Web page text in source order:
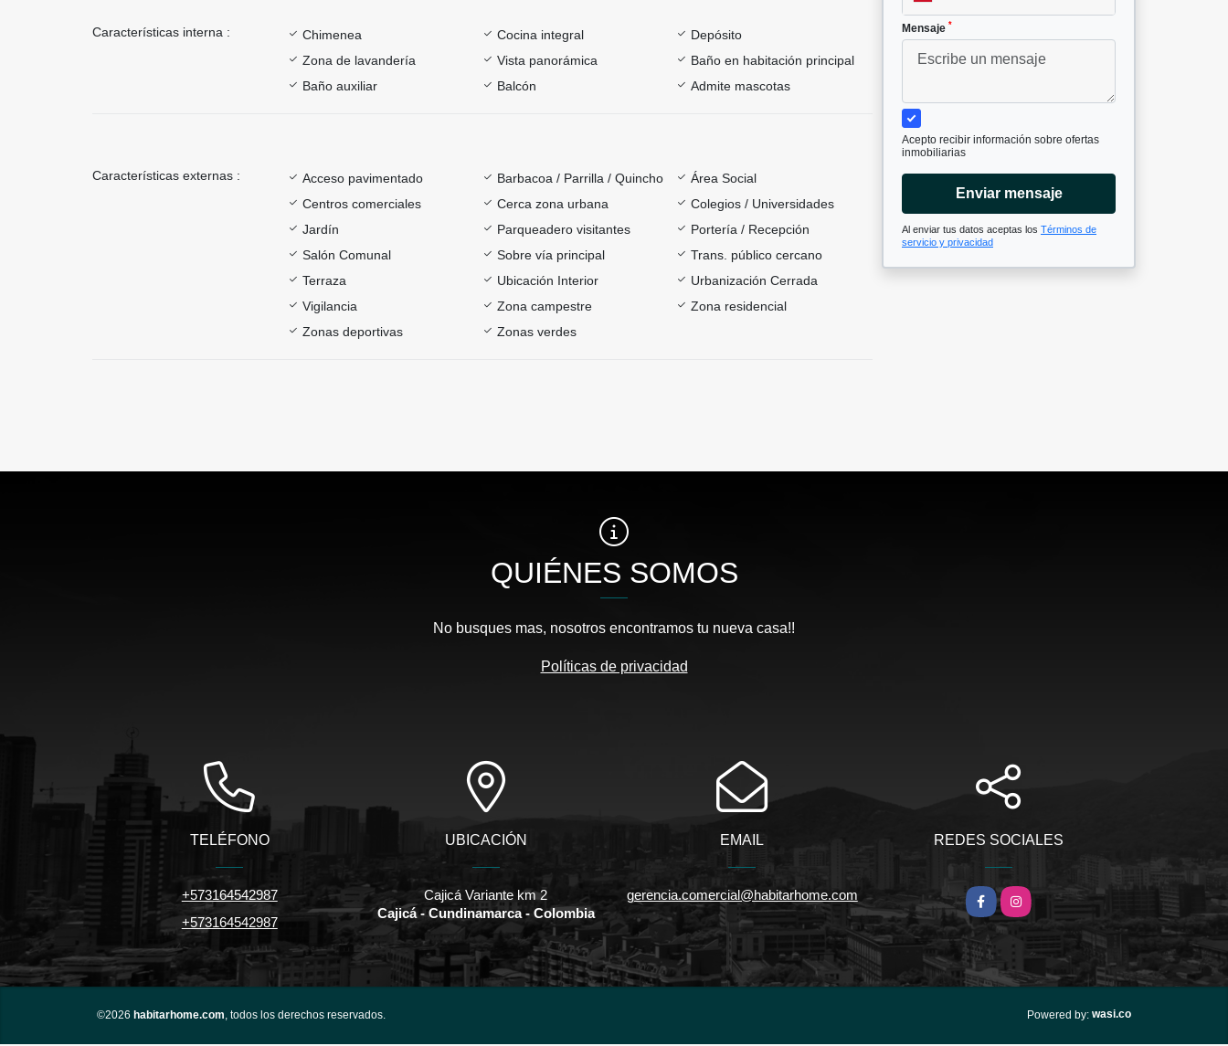
Características interna : Chimenea Cocina integral
Depósito
Zona de lavandería
Vista panorámica
Baño en habitación principal
Baño auxiliar
Balcón Admite mascotas
Características externas : Acceso pavimentado Barbacoa / Parrilla / Quincho
Área Social
Centros comerciales
Cerca zona urbana
Colegios / Universidades
Jardín
Parqueadero visitantes
Portería / Recepción
Salón Comunal
Sobre vía principal
Trans. público cercano
Terraza
Ubicación Interior
Urbanización Cerrada
Vigilancia
Zona campestre
Zona residencial
Zonas deportivas
Zonas verdes
Mensaje *
Acepto recibir información sobre ofertas
inmobiliarias
Enviar mensaje
Al enviar tus datos aceptas los Términos de
servicio y privacidad
QUIÉNES SOMOS
No busques mas, nosotros encontramos tu nueva casa!!
Políticas de privacidad
TELÉFONO
+573164542987
+573164542987
UBICACIÓN
Cajicá Variante km 2
Cajicá - Cundinamarca - Colombia
EMAIL
gerencia.comercial@habitarhome.com
REDES SOCIALES
FacebookInstagram
©2026 habitarhome.com , todos los derechos reservados. Powered by: wasi.co